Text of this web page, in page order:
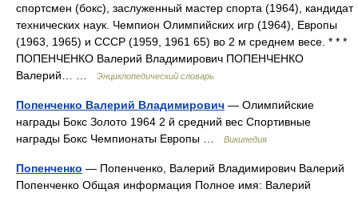
спортсмен (бокс), заслуженный мастер спорта (1964), кандидат
технических наук. Чемпион Олимпийских игр (1964), Европы
(1963, 1965) и СССР (1959, 1961 65) во 2 м среднем весе. * * *
ПОПЕНЧЕНКО Валерий Владимирович ПОПЕНЧЕНКО
Валерий… …
Энциклопедический словарь
Попенченко Валерий Владимирович — Олимпийские
награды Бокс Золото 1964 2 й средний вес Спортивные
награды Бокс Чемпионаты Европы …
Википедия
Попенченко — Попенченко, Валерий Владимирович Валерий
Попенченко Общая информация Полное имя: Валерий